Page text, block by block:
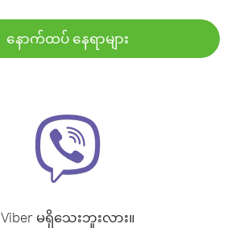
နောက်ထပ် နေရာများ
Viber မရှိသေးဘူးလား။